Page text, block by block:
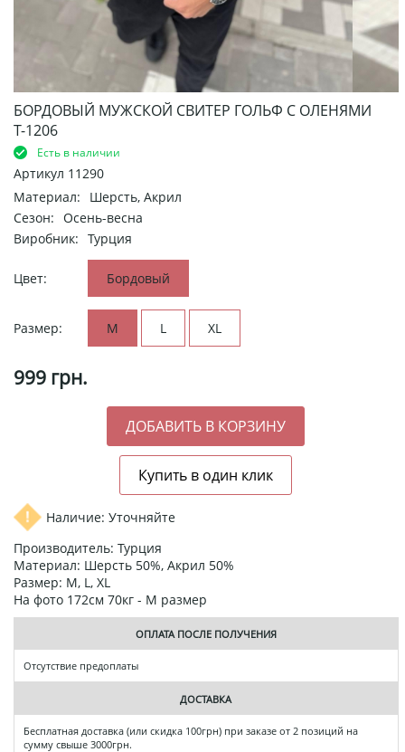
БОРДОВЫЙ МУЖСКОЙ СВИТЕР ГОЛЬФ С ОЛЕНЯМИ
Т-1206
Есть в наличии
Артикул 11290
Материал:
Шерсть, Акрил
Сезон: Осень-весна
Виробник: Турция
Цвет: Бордовый
Размер: M L XL
999 грн.
Наличие: Уточняйте
Производитель: Турция
Материал: Шерсть 50%, Акрил 50%
Размер: M, L, XL
На фото 172см 70кг - М размер
ОПЛАТА ПОСЛЕ ПОЛУЧЕНИЯ
Отсутствие предоплаты
ДОСТАВКА
Бесплатная доставка (или скидка 100грн) при заказе от 2 позиций на
сумму свыше 3000грн.